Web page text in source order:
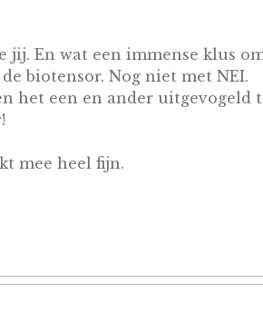
jij. En wat een immense klus
biotensor. Nog niet met NEI.
het een en ander uitgevogeld
mee heel fijn.